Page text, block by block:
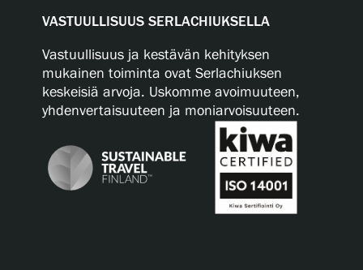
VASTUULLISUUS SERLACHIUKSELLA
Vastuullisuus ja kestävän kehityksen
mukainen toiminta ovat Serlachiuksen
keskeisiä arvoja. Uskomme avoimuuteen,
yhdenvertaisuuteen ja moniarvoisuuteen.